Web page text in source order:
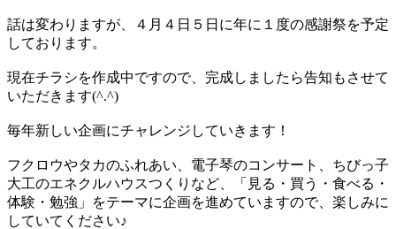
話は変わりますが、４月４日５日に年に１度の感謝祭を予定
しております。
現在チラシを作成中ですので、完成しましたら告知もさせて
いただきます(^.^)
毎年新しい企画にチャレンジしていきます！
フクロウやタカのふれあい、電子琴のコンサート、ちびっ子
大工のエネクルハウスつくりなど、「見る・買う・食べる・
体験・勉強」をテーマに企画を進めていますので、楽しみに
していてください♪